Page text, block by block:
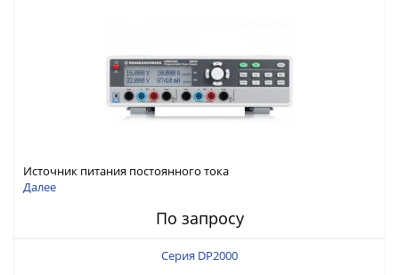
Источник питания постоянного тока
Далее
По запросу
Серия DP2000